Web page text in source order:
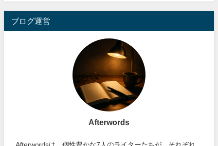
ブログ運営
Afterwords
Afterwordsは、個性豊かな7人のライターたちが、それぞれ